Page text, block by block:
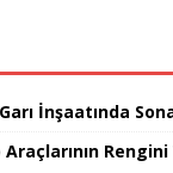
İnşaatında
Araçlarının